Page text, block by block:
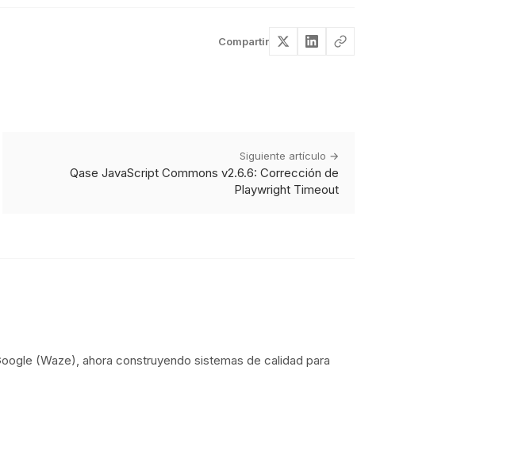
Compartir
Siguiente artículo →
Qase JavaScript Commons v2.6.6: Corrección de
Playwright Timeout
(Waze), ahora construyendo sistemas de calidad para